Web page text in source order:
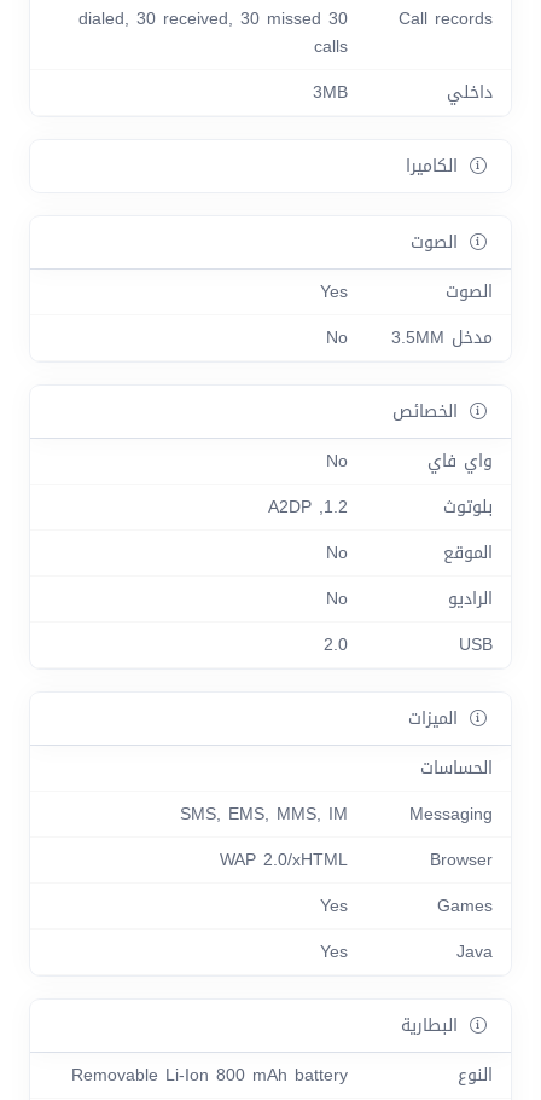
Call records
30 dialed, 30 received, 30 missed
calls
داخلي
3MB
الكاميرا
الصوت
الصوت
Yes
مدخل 3.5MM
No
الخصائص
واي فاي
No
بلوتوث
1.2, A2DP
الموقع
No
الراديو
No
USB
2.0
الميزات
الحساسات
Messaging
SMS, EMS, MMS, IM
Browser
WAP 2.0/xHTML
Games
Yes
Java
Yes
البطارية
النوع
Removable Li-Ion 800 mAh battery